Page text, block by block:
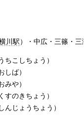
川駅）・中広・三篠・三
ちこしちょう）
しば）
みや）
すのきちょう）
んじょうちょう）